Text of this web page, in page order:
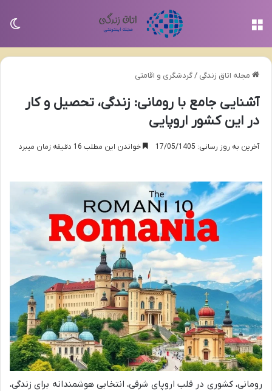
مجله اتاق زندگی /گردشگری و اقامتی
آشنایی جامع با رومانی: زندگی، تحصیل و کار
در این کشور اروپایی
آخرین به روز رسانی: 17/05/1405 خواندن این مطلب 16 دقیقه زمان میبرد
رومانی، کشوری در قلب اروپای شرقی، انتخابی هوشمندانه برای زندگی،